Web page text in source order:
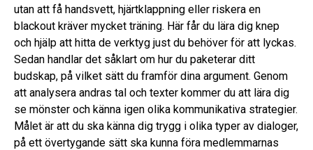
utan att få handsvett, hjärtklappning eller riskera en
blackout kräver mycket träning. Här får du lära dig knep
och hjälp att hitta de verktyg just du behöver för att lyckas.
Sedan handlar det såklart om hur du paketerar ditt
budskap, på vilket sätt du framför dina argument. Genom
att analysera andras tal och texter kommer du att lära dig
se mönster och känna igen olika kommunikativa strategier.
Målet är att du ska känna dig trygg i olika typer av dialoger,
på ett övertygande sätt ska kunna föra medlemmarnas